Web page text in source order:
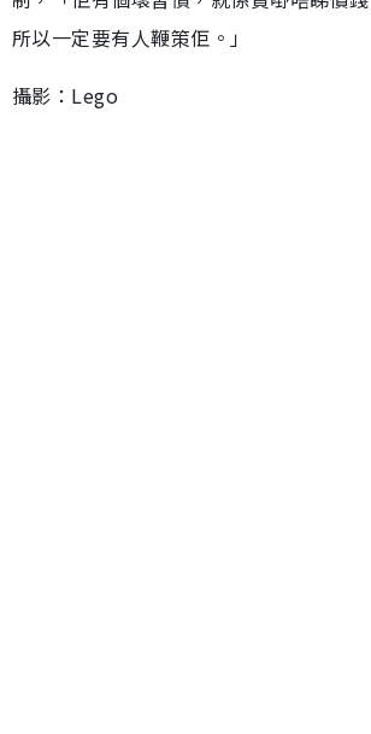
所以一定要有人鞭策佢。」
攝影：Lego